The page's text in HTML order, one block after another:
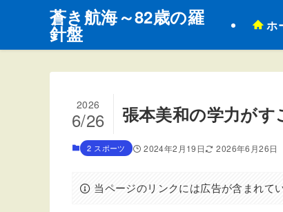
蒼き航海～82歳の羅
針盤 ホ
張本美和の学力が
2026
6/26
2 スポーツ 2024年2月19日 2026年6月26日
当ページのリンクには広告が含まれてい